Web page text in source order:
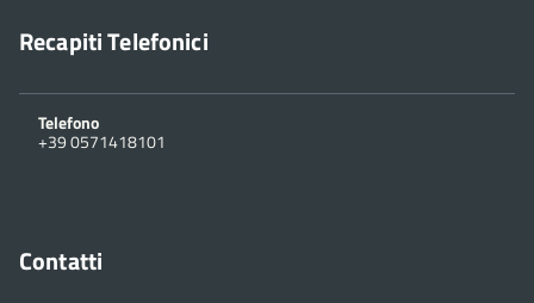
Recapiti Telefonici
Telefono
+39 0571418101
Contatti